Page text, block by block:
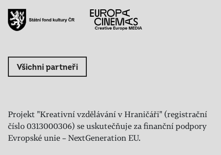
Všichni partneři
Projekt "Kreativní vzdělávání v Hraničáři" (registrační
číslo 0313000306) se uskutečňuje za finanční podpory
Evropské unie – NextGeneration EU.